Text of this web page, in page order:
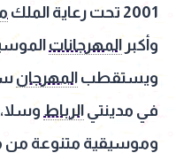
2001 تحت رعاية الملك
وأكبر المهرجانات
ويستقطب المهرجان
في مدينتي الرباط
وموسيقية متنوعة من